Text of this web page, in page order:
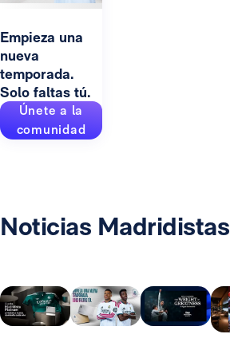
Empieza una
nueva
temporada.
Solo faltas tú.
Únete a la
comunidad
Noticias Madridistas